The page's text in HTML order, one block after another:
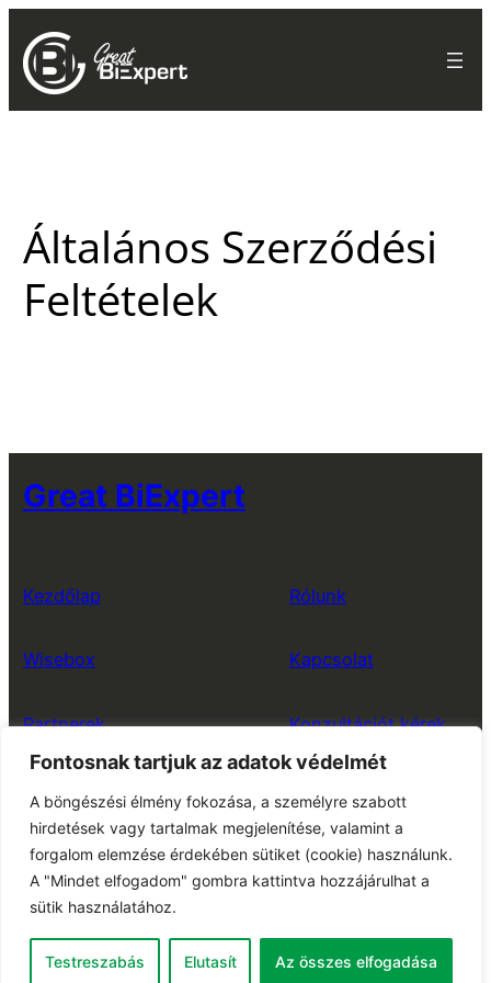
Fontosnak tartjuk az adatok védelmét
A böngészési élmény fokozása, a személyre szabott
hirdetések vagy tartalmak megjelenítése, valamint a
forgalom elemzése érdekében sütiket (cookie) használunk.
A "Mindet elfogadom" gombra kattintva hozzájárulhat a
sütik használatához.
Testreszabás Elutasít Az összes elfogadása
Általános Szerződési
Feltételek
Great BiExpert
Kezdőlap
Wisebox
Partnerek
Rólunk
Kapcsolat
Konzultációt kérek
Elérhetőség
info@greatbiexpert.hu
Adatkezelési tájékoztató